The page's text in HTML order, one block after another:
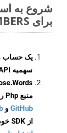
برای OTT to NUMBERS کنید
یک حساب
سهمیه API رایگان را دریافت کنید
منبع Php را از
GitHub و
از SDK خودتان یا برای گزینه های دانلود جایگزین به